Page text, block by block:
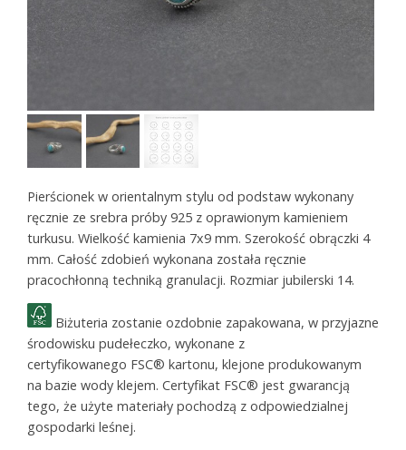
Pierścionek w orientalnym stylu od podstaw wykonany
ręcznie ze srebra próby 925 z oprawionym kamieniem
turkusu. Wielkość kamienia 7x9 mm. Szerokość obrączki 4
mm. Całość zdobień wykonana została ręcznie
pracochłonną techniką granulacji. Rozmiar jubilerski 14.
Biżuteria zostanie ozdobnie zapakowana, w przyjazne
środowisku pudełeczko, wykonane z
certyfikowanego FSC® kartonu, klejone produkowanym
na bazie wody klejem. Certyfikat FSC® jest gwarancją
tego, że użyte materiały pochodzą z odpowiedzialnej
gospodarki leśnej.